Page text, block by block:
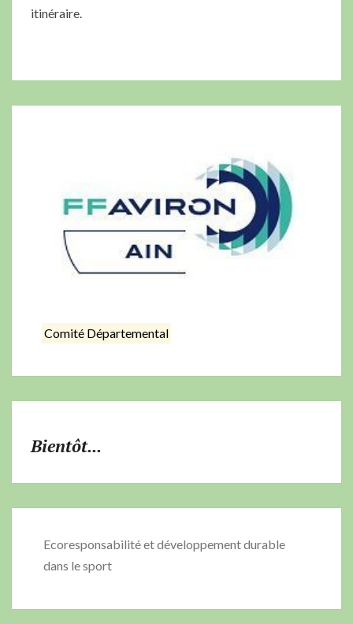
itinéraire.
Comité Départemental
Bientôt...
Ecoresponsabilité et développement durable
dans le sport